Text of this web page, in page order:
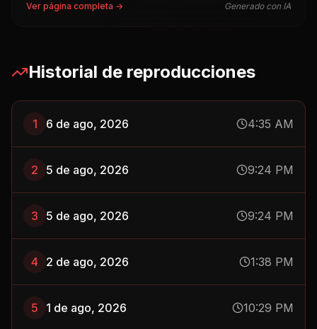
Ver página completa → Generado con IA
Historial de reproducciones
1 6 de ago, 2026 4:35 AM
2 5 de ago, 2026 9:24 PM
3 5 de ago, 2026 9:24 PM
4 2 de ago, 2026 1:38 PM
5 1 de ago, 2026 10:29 PM